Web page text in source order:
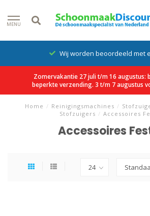
MENU
Wij worden beoordeeld met
Zomervakantie 27 juli t/m 16 augustus:
beperkte verzending. 3 t/m 7 augustus
Home / Reinigingsmachines /
Stofzuigers / Accessoires
Accessoires